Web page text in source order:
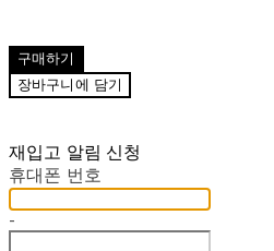
구매하기
장바구니에 담기
재입고 알림 신청
휴대폰 번호
-